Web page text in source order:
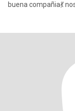
buena compañia💃